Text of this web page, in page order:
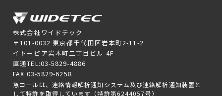
株式会社ワイドテック
〒101-0032 東京都千代田区岩本町2-11-2
イトーピア岩本町二丁目ビル 4F
直通TEL:03-5829-4886
FAX:03-5829-6258
急コールは、連絡情報解析通知システム及び連絡解析通知装置と
して特許を取得しています（特許第6244057号）